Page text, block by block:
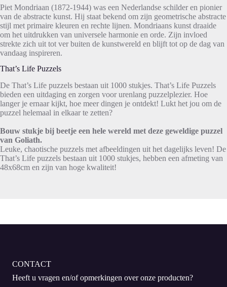
Piet Mondriaan (1872-1944) was een Nederlandse schilder en pionier
van de abstracte kunst. Hij staat bekend om zijn geometrische abstracte
stijl met primaire kleuren en rechte lijnen. Mondriaans kunst draaide
om het uitdrukken van universele harmonie en orde. Zijn invloed
strekte zich uit tot ver buiten de kunstwereld en blijft tot op de dag van
vandaag inspireren.
That’s Life Puzzels
De That’s Life puzzels bestaan uit 1000 stukjes. That’s Life Puzzels
bieden een uitdaging en zorgen voor urenlang puzzelplezier. Hoe
langer je ernaar kijkt, hoe meer dingen je ontdekt! Lukt het jou om de
puzzel helemaal in elkaar te zetten?
Bouw stukje bij beetje een hele wereld met deze geweldige puzzel
van Goliath.
Leuke, chaotische puzzels met afbeeldingen uit het dagelijks leven! De
That’s Life puzzels bestaan uit 1000 stukjes, hebben een afmeting van
48x68cm en zijn van hoge kwaliteit!
CONTACT
Heeft u vragen en/of opmerkingen over onze producten?